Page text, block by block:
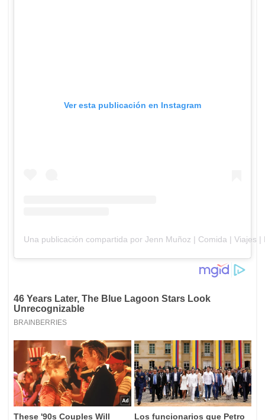
Ver esta publicación en Instagram
Una publicación compartida por Jenn Muñoz | Comida | Viajes